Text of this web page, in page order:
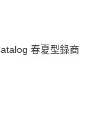
春夏型錄商